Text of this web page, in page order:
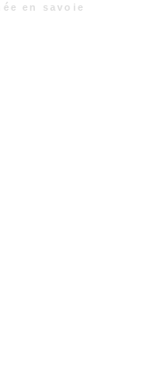
en savoie